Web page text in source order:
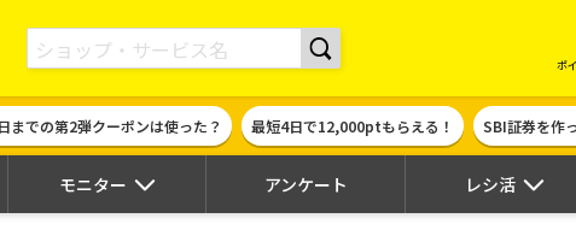
めて現金やギフト券に交換できるポイントサイト | ハピタス
ポ
までの第2弾クーポンは使った？ 最短4日で12,000ptもらえる！ SBI証券を作
モニター アンケート レシ活